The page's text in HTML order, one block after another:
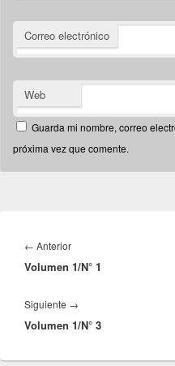
Correo electrónico
Web
Guarda mi nombre, correo
próxima vez que comente.
de
entradas
← AnteriorEntrada
anterior:
Volumen 1/N° 1
Siguiente →
siguiente:
Volumen 1/N° 3